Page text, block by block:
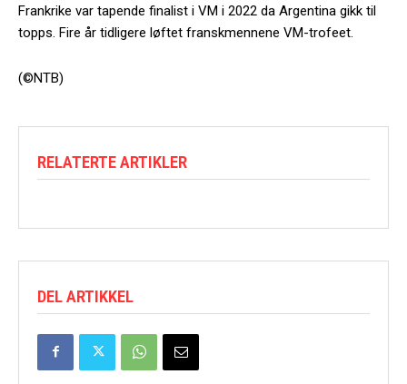
Frankrike var tapende finalist i VM i 2022 da Argentina gikk til
topps. Fire år tidligere løftet franskmennene VM-trofeet.
(©NTB)
RELATERTE ARTIKLER
DEL ARTIKKEL